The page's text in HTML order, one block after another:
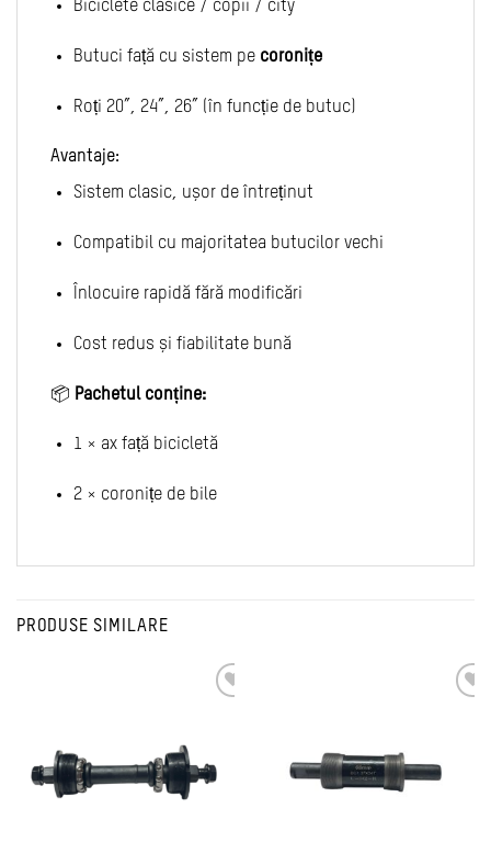
Biciclete clasice / copii / city
Butuci față cu sistem pe coro­nițe
Roți 20”, 24”, 26” (în funcție de butuc)
Avantaje:
Sistem clasic, ușor de întreținut
Compatibil cu majoritatea butucilor vechi
Înlocuire rapidă fără modificări
Cost redus și fiabilitate bună
📦 Pachetul conține:
1 × ax față bicicletă
2 × coro­nițe de bile
PRODUSE SIMILARE